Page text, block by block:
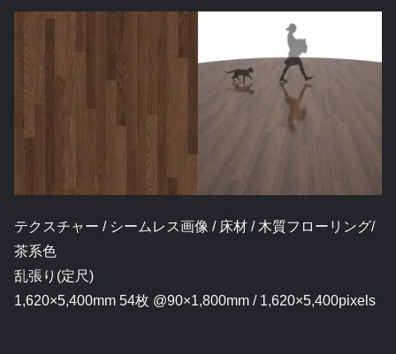
テクスチャー / シームレス画像 / 床材 / 木質フローリング/
茶系色
乱張り(定尺)
1,620×5,400mm 54枚 @90×1,800mm / 1,620×5,400pixels